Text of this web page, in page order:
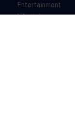
Entertainment
Lifestyle